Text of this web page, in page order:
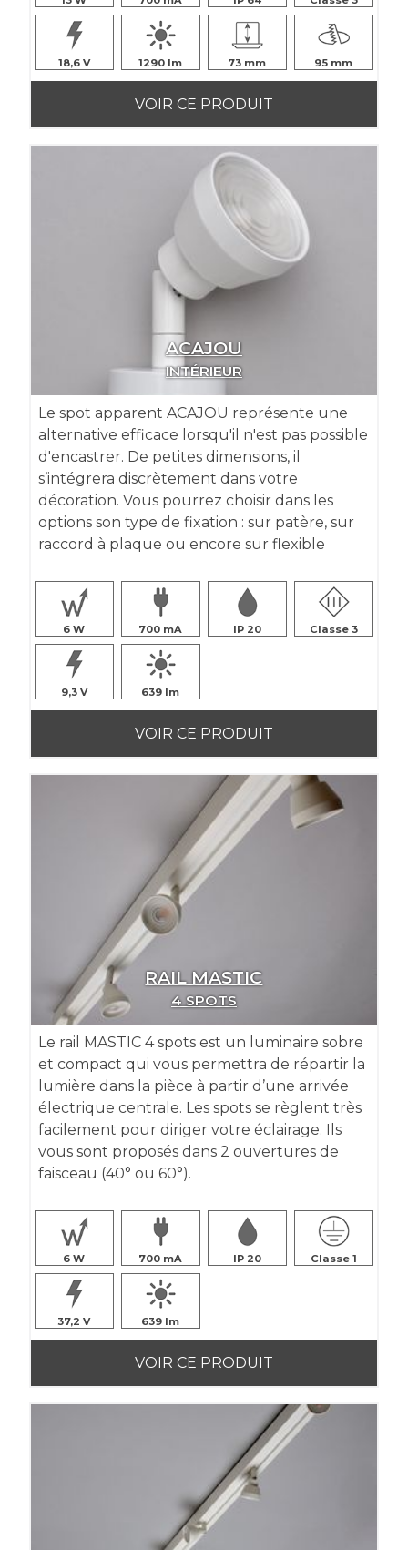
18,6 1290 73 95
VOIR CE PRODUIT
ACAJOU
INTÉRIEUR
Le spot apparent ACAJOU représente une
alternative efficace lorsqu'il n'est pas possible
d'encastrer. De petites dimensions, il
s’intégrera discrètement dans votre
décoration. Vous pourrez choisir dans les
options son type de fixation : sur patère, sur
raccord à plaque ou encore sur flexible
6 700 IP 20 Classe 3
9,3 639
VOIR CE PRODUIT
RAIL MASTIC
4 SPOTS
Le rail MASTIC 4 spots est un luminaire sobre
et compact qui vous permettra de répartir la
lumière dans la pièce à partir d’une arrivée
électrique centrale. Les spots se règlent très
facilement pour diriger votre éclairage. Ils
vous sont proposés dans 2 ouvertures de
faisceau (40° ou 60°).
6 700 IP 20 Classe 1
37,2 639
VOIR CE PRODUIT